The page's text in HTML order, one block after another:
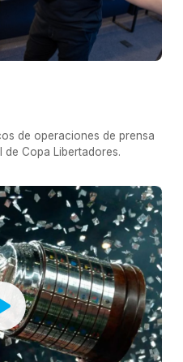
de operaciones de prensa
Copa Libertadores.